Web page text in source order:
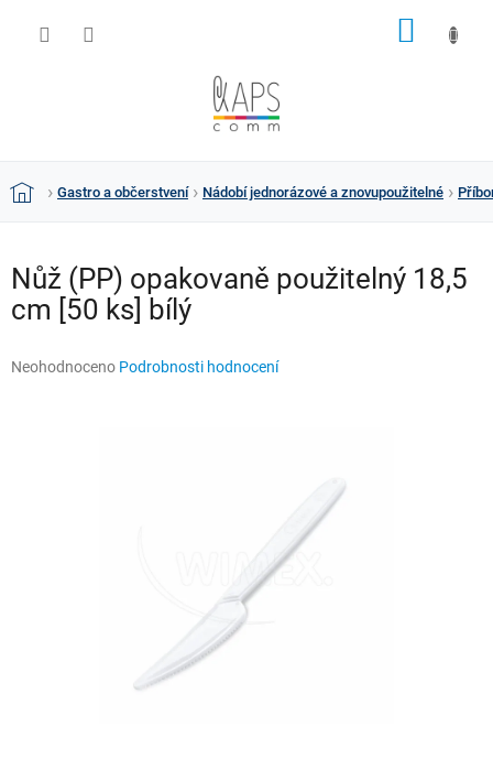
DomůGastro a občerstvení Nádobí jednorázové a znovupoužitelné
Nůž (PP) opakovaně použitelný 18,5
cm [50 ks] bílý
Průměrné
Neohodnoceno Podrobnosti hodnocení